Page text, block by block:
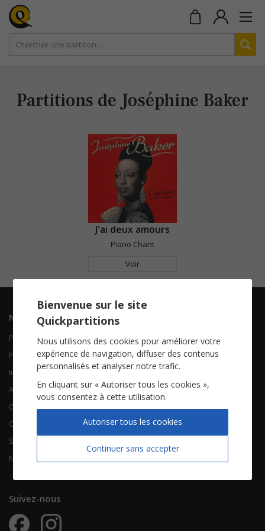
Partitions de Joséphine Baker
J'ai deux amours
Piano Chant
Voir
Navigation
Piano Chant
Piano Solo
Instruments solistes
Accordéon
Guitare
Chorales
Songbooks
Nouvelles partitions
Contactez-nous
Qui sommes-nous
FAQ
À propos
CGV
Mentions légales
Vie privée
Suivez-nous
Bienvenue sur le site
Quickpartitions
Nous utilisons des cookies pour améliorer votre
expérience de navigation, diffuser des contenus
personnalisés et analyser notre trafic.
En cliquant sur « Autoriser tous les cookies »,
vous consentez à cette utilisation.
Continuer sans accepter
Autoriser tous les cookies